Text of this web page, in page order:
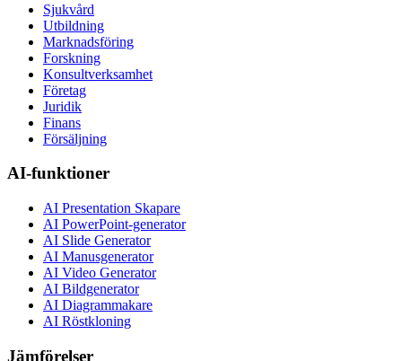
Sjukvård
Utbildning
Marknadsföring
Forskning
Konsultverksamhet
Företag
Juridik
Finans
Försäljning
AI-funktioner
AI Presentation Skapare
AI PowerPoint-generator
AI Slide Generator
AI Manusgenerator
AI Video Generator
AI Bildgenerator
AI Diagrammakare
AI Röstkloning
Jämförelser